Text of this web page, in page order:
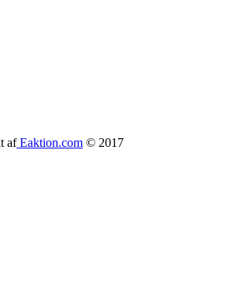
afEaktion.com © 2017